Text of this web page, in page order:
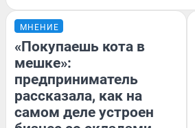
МНЕНИЕ
«Покупаешь кота в
мешке»:
предприниматель
рассказала, как на
самом деле устроен